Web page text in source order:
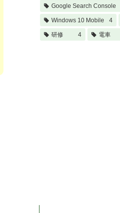
Google Search Console
Windows 10 Mobile 4
研修 4 電車